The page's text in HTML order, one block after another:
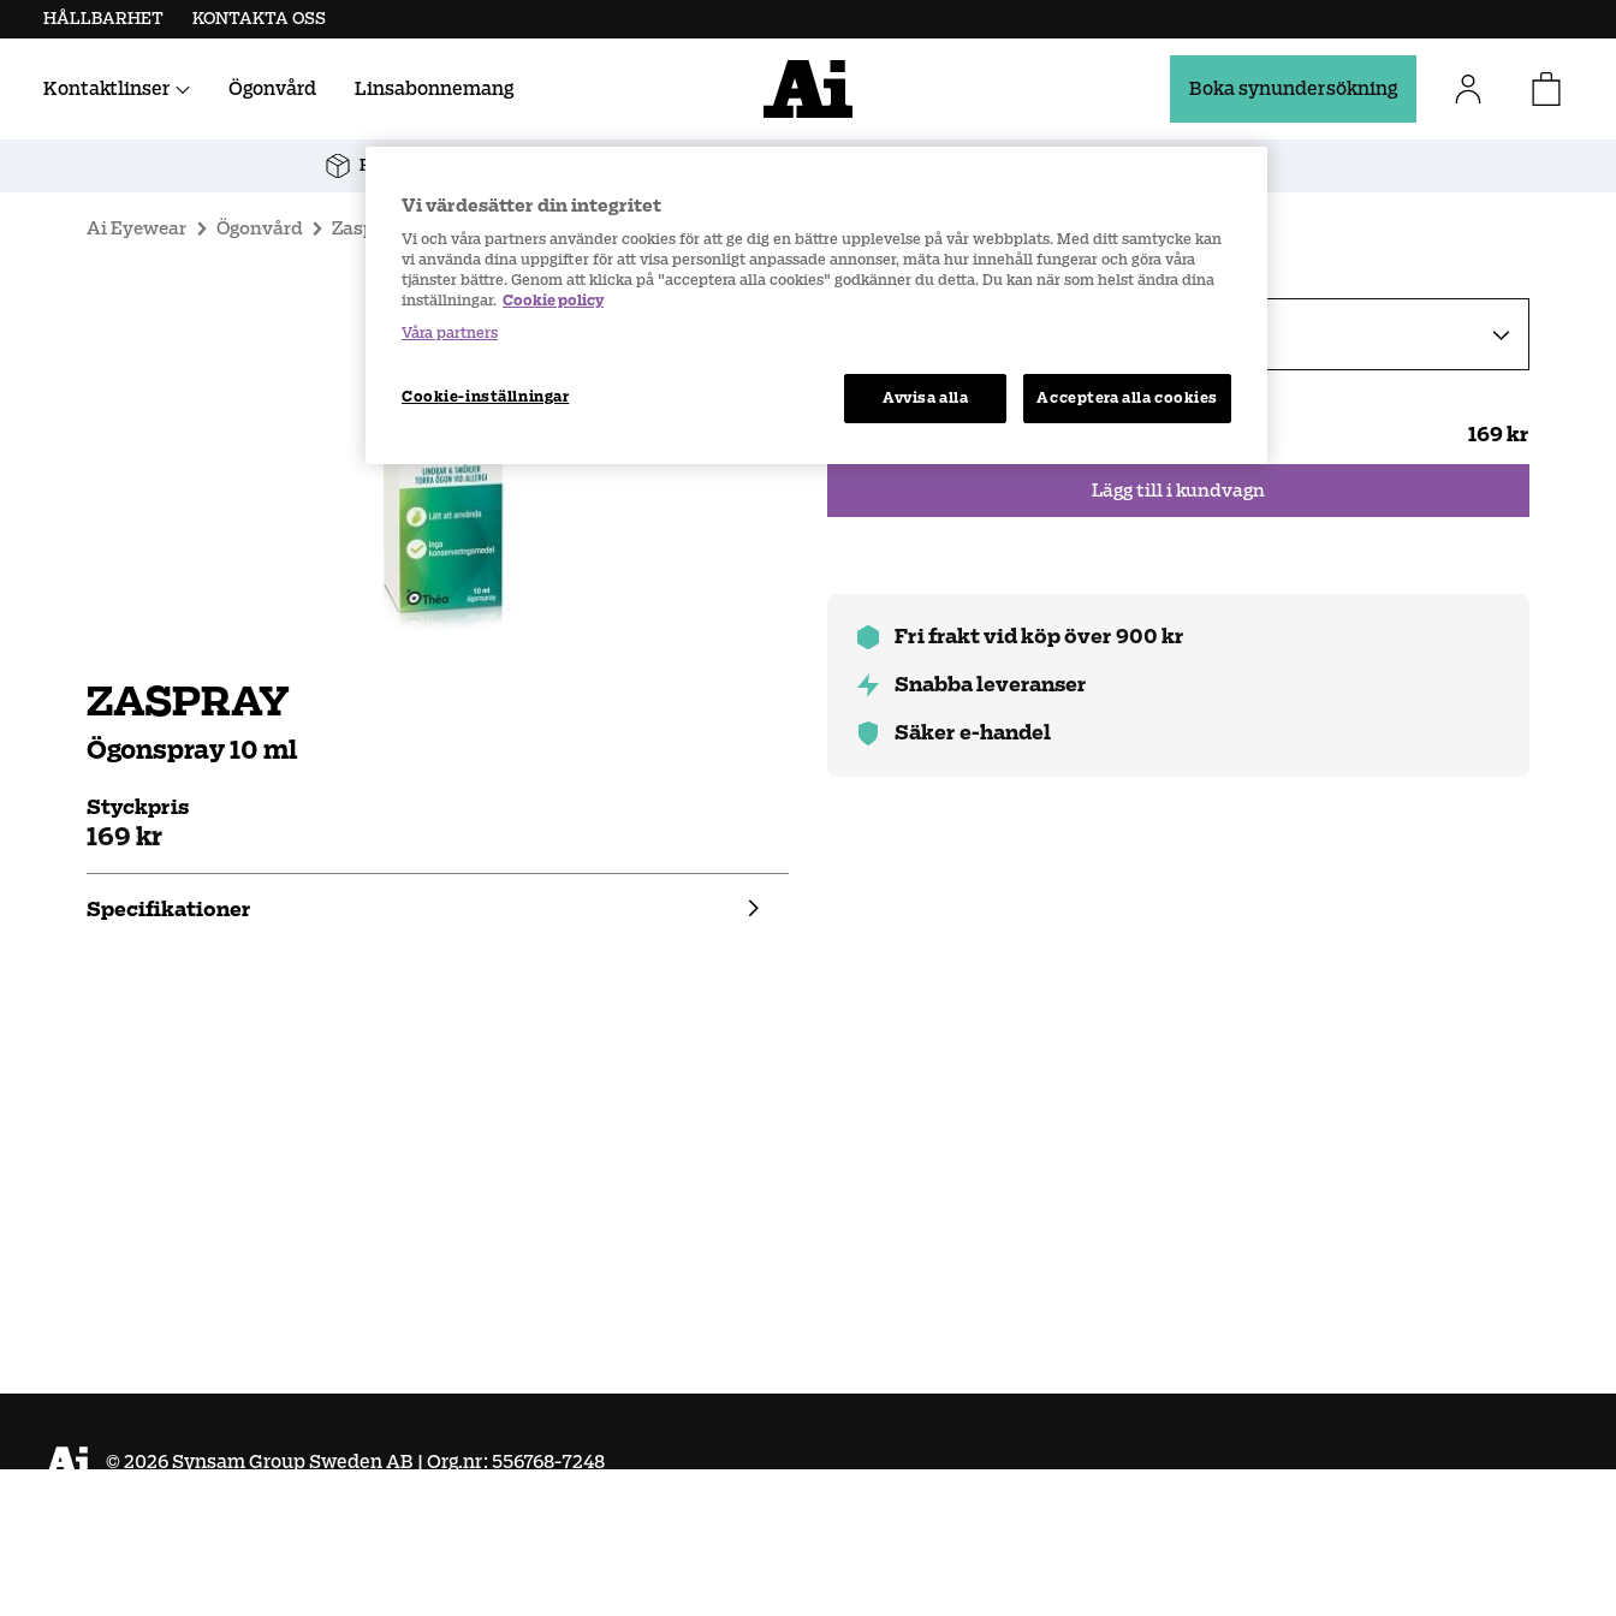
HÅLLBARHET KONTAKTA OSS
Kontaktlinser
Linstillbehör
Ögonvård Linsabonnemang Boka synundersökning
Fri frakt vid köp över 900 kr
Ai Eyewear Ögonvård Zaspray ZASPRAY Ögonspray 10 ml
ZASPRAY
Ögonspray 10 ml
Styckpris
169 kr
Specifikationer
Antal
Skickas inom2-3
vardagar
169 kr
Lägg till i kundvagn
Fri frakt vid köp över 900 kr
Snabba leveranser
Säker e-handel
©2026Synsam Group Sweden AB | Org.nr: 556768-7248
Vi värdesätter din integritet
Vi och våra partners använder cookies för att ge dig en bättre upplevelse på vår webbplats. Med ditt samtycke kan
vi använda dina uppgifter för att visa personligt anpassade annonser, mäta hur innehåll fungerar och göra våra
tjänster bättre. Genom att klicka på "acceptera alla cookies" godkänner du detta. Du kan när som helst ändra dina
inställningar. Cookie policy
Våra partners
Cookie-inställningar Avvisa alla Acceptera alla cookies